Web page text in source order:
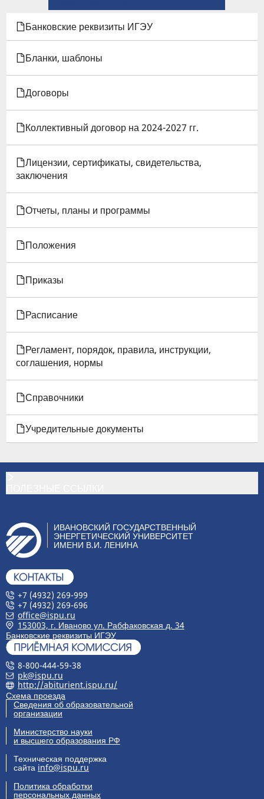
КНИГИ
ДЛЯ
ПОЛОЖЕНИЕ
О
ПРЕМИРОВАНИИ
РАБОТНИКОВ
ИГЭУ
(ПРИЛОЖЕНИЕ
КОЛЛЕКТИВНОМУ
ДОГОВОРУ)
Банковские реквизиты ИГЭУ
Бланки, шаблоны
Договоры
Коллективный договор на 2024-2027 гг.
Лицензии, сертификаты, свидетельства,
заключения
Отчеты, планы и программы
Положения
Приказы
Расписание
Регламент, порядок, правила, инструкции,
соглашения, нормы
Справочники
Учредительные документы
ИВАНОВСКИЙ ГОСУДАРСТВЕННЫЙ
ЭНЕРГЕТИЧЕСКИЙ УНИВЕРСИТЕТ
ИМЕНИ В.И. ЛЕНИНА
+7 (4932) 269-999
+7 (4932) 269-696
office@ispu.ru
153003, г. Иваново ул. Рабфаковская д. 34
Банковские реквизиты ИГЭУ
8-800-444-59-38
pk@ispu.ru
http://abiturient.ispu.ru/
Схема проезда
Сведения об образовательной
организации
Министерство науки
и высшего образования РФ
Техническая поддержка
сайта info@ispu.ru
Политика обработки
персональных данных